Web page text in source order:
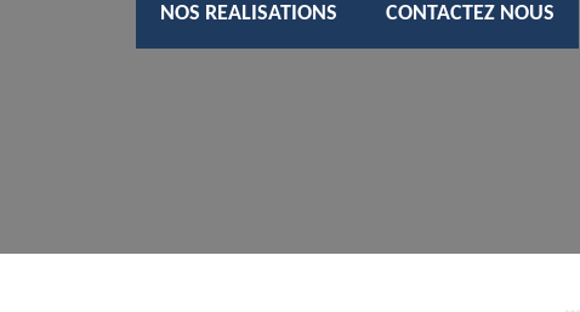
NOS REALISATIONS CONTACTEZ NOUS